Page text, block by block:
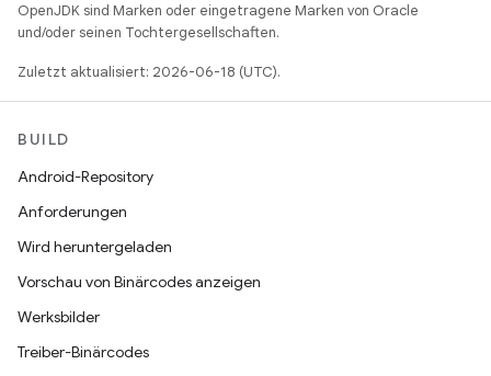
OpenJDK sind Marken oder eingetragene Marken von Oracle
und/oder seinen Tochtergesellschaften.
Zuletzt aktualisiert: 2026-06-18 (UTC).
BUILD
Android-Repository
Anforderungen
Wird heruntergeladen
Vorschau von Binärcodes anzeigen
Werksbilder
Treiber-Binärcodes